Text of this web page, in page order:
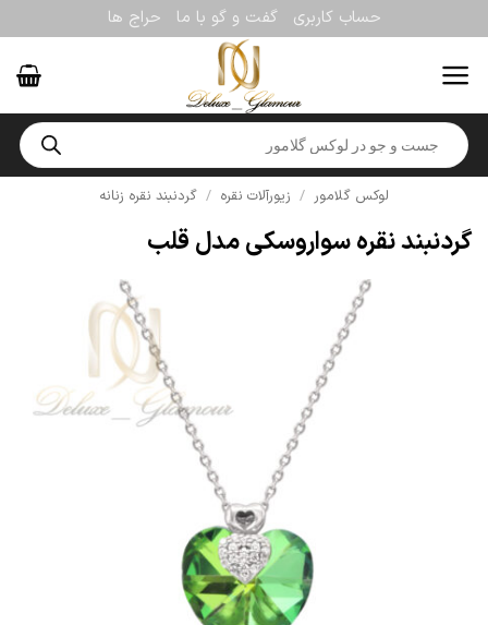
to
content
حساب کاربری گفت و گو با ما حراج ها
Products
search
لوکس گلامور / زیورآلات نقره / گردنبند نقره زنانه
گردنبند نقره سواروسکی مدل قلب